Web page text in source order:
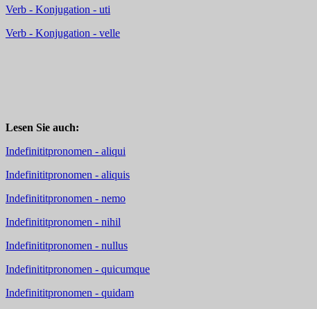
Verb - Konjugation - uti
Verb - Konjugation - velle
Lesen Sie auch:
Indefinititpronomen - aliqui
Indefinititpronomen - aliquis
Indefinititpronomen - nemo
Indefinititpronomen - nihil
Indefinititpronomen - nullus
Indefinititpronomen - quicumque
Indefinititpronomen - quidam